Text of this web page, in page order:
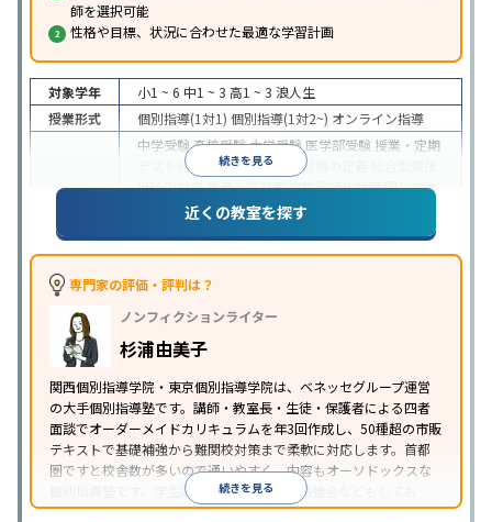
師を選択可能
性格や目標、状況に合わせた最適な学習計画
続きを見る
対象学年 小1 ~ 6 中1 ~ 3 高1 ~ 3 浪人生
授業形式
個別指導(1対1) 個別指導(1対2~) オンライン指導
中学受験高校受験大学受験 医学部受験 授業・定期
テスト対策
内申点対策 学習習慣の定着
(旧AO)対策推薦入試対策学校別特化対策国公立大
私大対策共通テスト対策
その他科目別特化
中高一貫校生に対応
校生に対応 オンライン対応
節講習のみの受講可発達障害の子どもに対応
室あり
近くの教室を探す
専門家の評価・評判は？
ノンフィクションライター
杉浦由美子
関西個別指導学院・東京個別指導学院は、ベネッセグループ運営
の大手個別指導塾です。講師・教室長・生徒・保護者による四者
面談でオーダーメイドカリキュラムを年3回作成し、50種超の市販
テキストで基礎補強から難関校対策まで柔軟に対応します。首都
圏ですと校舎数が多いので通いやすく、内容もオーソドックスな
個別指導塾です。学生講師たちが自主的に勉強会などもしてお
り、学生講師の頑張りが目立ちます。
続きを見る